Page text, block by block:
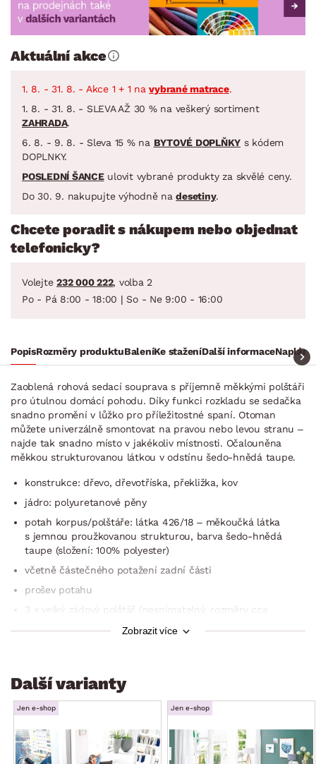
Aktuální akce
1. 8. - 31. 8. - Akce 1 + 1 navybrané matrace.
1. 8. - 31. 8. - SLEVA AŽ 30 % na veškerý sortiment
ZAHRADA.
6. 8. - 9. 8. - Sleva 15 % na BYTOVÉ DOPLŇKY s kódem
DOPLNKY.
POSLEDNÍ ŠANCEulovit vybrané produkty za skvělé ceny.
Do 30. 9. nakupujte výhodně nadesetiny.
Chcete poradit s nákupem nebo objednat
telefonicky?
Volejte 232 000 222, volba 2
Po - Pá 8:00 - 18:00 | So - Ne 9:00 - 16:00
PopisRozměry produktuBaleníKe staženíDalší informace
Zaoblená rohová sedací souprava s příjemně měkkými polštáři
pro útulnou domácí pohodu. Díky funkci rozkladu se sedačka
snadno promění v lůžko pro příležitostné spaní. Otoman
můžete univerzálně smontovat na pravou nebo levou stranu –
najde tak snadno místo v jakékoliv místnosti. Očalouněna
měkkou strukturovanou látkou v odstínu šedo-hnědá taupe.
konstrukce: dřevo, dřevotříska, překližka, kov
jádro: polyuretanové pěny
potah korpus/polštáře: látka 426/18 – měkoučká látka
s jemnou proužkovanou strukturou, barva šedo-hnědá
taupe (složení: 100% polyester)
včetně částečného potažení zadní části
prošev potahu
3 x velký zádový polštář (nesnímatelný, rozměry cca
(umístění otomanu na pravou/levou stranu)
boční područka
nohy: plast, chromový lesk
sedák: středně měkký
Zobrazit více
Další varianty
Jen e-shop Jen e-shop